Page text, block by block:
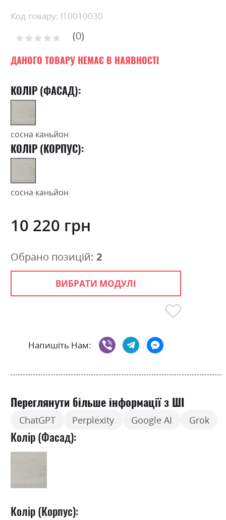
beginning
the
gallery
Код товару: l10010030
Рейтинг: 0
ДАНОГО ТОВАРУ НЕМАЄ В НАЯВНОСТІ
КОЛІР (ФАСАД):
сосна каньйон
КОЛІР (КОРПУС):
сосна каньйон
10 220 грн
ВИБРАТИ МОДУЛІ
Напишіть Нам:
Обрано позицій: 2
Переглянути більше інформації з ШІ
ChatGPT Perplexity Google AI Grok
Колір (Фасад):
Колір (Корпус):